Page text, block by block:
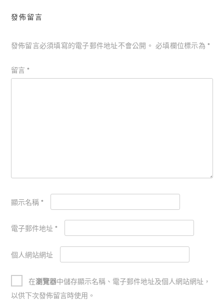
發佈留言
發佈留言必須填寫的電子郵件地址不會公開。 必填欄位標示為*
留言 *
顯示名稱 *
電子郵件地址 *
個人網站網址
在瀏覽器中儲存顯示名稱、電子郵件地址及個人網站網址，
以供下次發佈留言時使用。